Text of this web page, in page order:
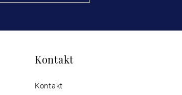
Kontakt
Kontakt